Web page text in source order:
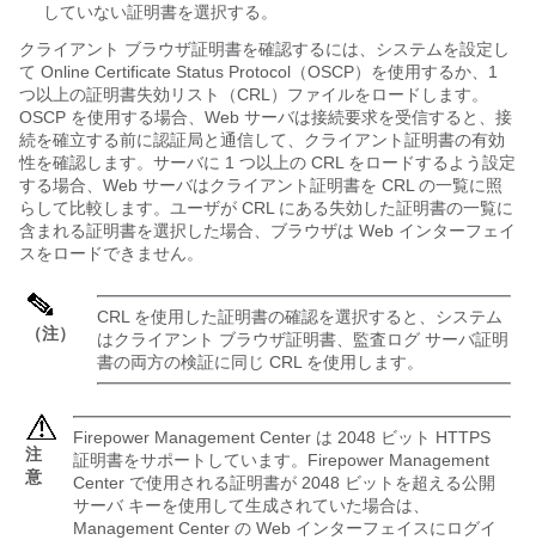
していない証明書を選択する。
クライアント ブラウザ証明書を確認するには、システムを設定し
て Online Certificate Status Protocol（OSCP）を使用するか、1
つ以上の証明書失効リスト（CRL）ファイルをロードします。
OSCP を使用する場合、Web サーバは接続要求を受信すると、接
続を確立する前に認証局と通信して、クライアント証明書の有効
性を確認します。サーバに 1 つ以上の CRL をロードするよう設定
する場合、Web サーバはクライアント証明書を CRL の一覧に照
らして比較します。ユーザが CRL にある失効した証明書の一覧に
含まれる証明書を選択した場合、ブラウザは Web インターフェイ
スをロードできません。
（注）
CRL を使用した証明書の確認を選択すると、システム
はクライアント ブラウザ証明書、監査ログ サーバ証明
書の両方の検証に同じ CRL を使用します。
注
意
Firepower Management Center は 2048 ビット HTTPS
証明書をサポートしています。 Firepower Management
Center で使用される証明書が 2048 ビットを超える公開
サーバ キーを使用して生成されていた場合は、
Management Center の Web インターフェイスにログイ